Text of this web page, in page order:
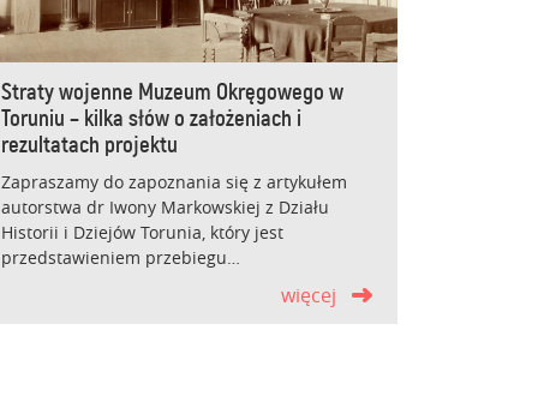
Straty wojenne Muzeum Okręgowego w
Toruniu – kilka słów o założeniach i
rezultatach projektu
Zapraszamy do zapoznania się z artykułem
autorstwa dr Iwony Markowskiej z Działu
Historii i Dziejów Torunia, który jest
przedstawieniem przebiegu…
więcej